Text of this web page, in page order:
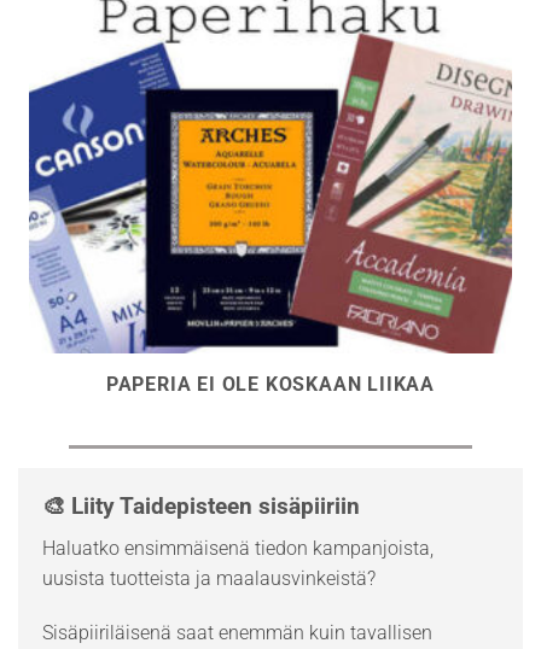
PAPERIA EI OLE KOSKAAN LIIKAA
🎨 Liity Taidepisteen sisäpiiriin
Haluatko ensimmäisenä tiedon kampanjoista,
uusista tuotteista ja maalausvinkeistä?
Sisäpiiriläisenä saat enemmän kuin tavallisen